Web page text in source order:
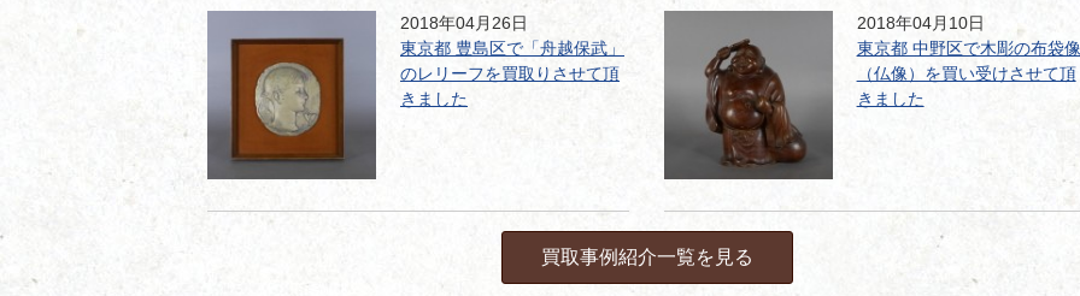
2018年04月26日
東京都 豊島区で「舟越保武」
のレリーフを買取りさせて頂
きました
2018年04月10日
東京都 中野区で木彫の布袋像
（仏像）を買い受けさせて頂
きました
買取事例紹介一覧を見る